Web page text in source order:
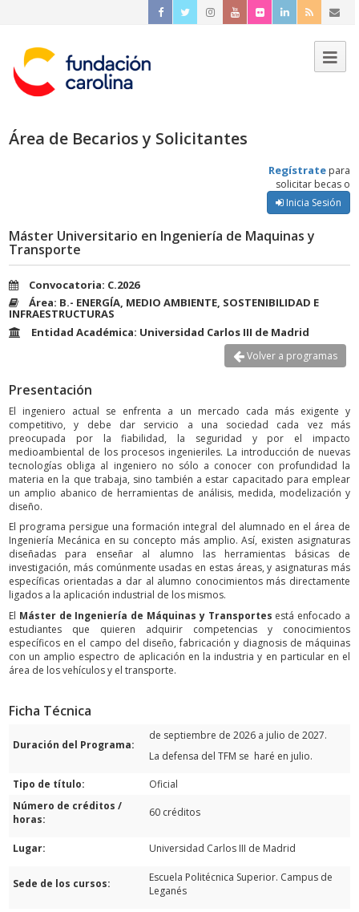
Área de Becarios y Solicitantes
Regístrate para
solicitar becas o
Inicia Sesión
Máster Universitario en Ingeniería de Maquinas y
Transporte
Convocatoria: C.2026
Área: B.- ENERGÍA, MEDIO AMBIENTE, SOSTENIBILIDAD E
INFRAESTRUCTURAS
Entidad Académica: Universidad Carlos III de Madrid
Volver a programas
Presentación
El ingeniero actual se enfrenta a un mercado cada más exigente y
competitivo, y debe dar servicio a una sociedad cada vez más
preocupada por la fiabilidad, la seguridad y por el impacto
medioambiental de los procesos ingenieriles. La introducción de nuevas
tecnologías obliga al ingeniero no sólo a conocer con profundidad la
materia en la que trabaja, sino también a estar capacitado para emplear
un amplio abanico de herramientas de análisis, medida, modelización y
diseño.
El programa persigue una formación integral del alumnado en el área de
Ingeniería Mecánica en su concepto más amplio. Así, existen asignaturas
diseñadas para enseñar al alumno las herramientas básicas de
investigación, más comúnmente usadas en estas áreas, y asignaturas más
específicas orientadas a dar al alumno conocimientos más directamente
ligados a la aplicación industrial de los mismos.
El Máster de Ingeniería de Máquinas y Transportes está enfocado a
estudiantes que quieren adquirir competencias y conocimientos
específicos en el campo del diseño, fabricación y diagnosis de máquinas
con un amplio espectro de aplicación en la industria y en particular en el
área de los vehículos y el transporte.
Ficha Técnica
Duración del Programa:
de septiembre de 2026 a julio de 2027.
La defensa del TFM se haré en julio.
Tipo de título:
Oficial
Número de créditos /
horas:
60 créditos
Lugar: Universidad Carlos III de Madrid
Sede de los cursos:
Escuela Politécnica Superior. Campus de
Leganés